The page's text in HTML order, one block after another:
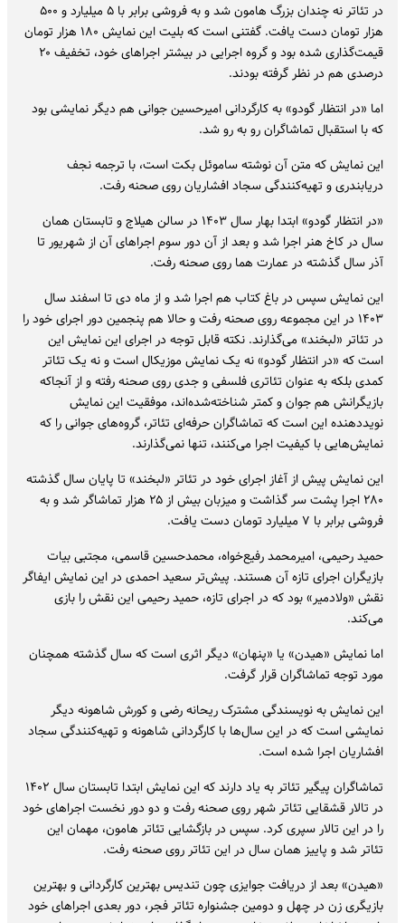
در تئاتر نه چندان بزرگ هامون شد و به فروشی برابر با ۵ میلیارد و ۵۰۰
هزار تومان دست یافت. گفتنی است که بلیت این نمایش ۱۸۰ هزار تومان
قیمت‌گذاری شده بود و گروه اجرایی در بیشتر اجراهای خود، تخفیف ۲۰
درصدی هم در نظر گرفته بودند.
اما «در انتظار گودو» به کارگردانی امیرحسین جوانی هم دیگر نمایشی بود
که با استقبال تماشاگران رو به رو شد.
این نمایش که متن آن نوشته ساموئل بکت است، با ترجمه نجف
دریابندری و تهیه‌کنندگی سجاد افشاریان روی صحنه رفت.
«در انتظار گودو» ابتدا بهار سال ۱۴۰۳ در سالن هیلاج و تابستان همان
سال در کاخ هنر اجرا شد و بعد از آن دور سوم اجراهای آن از شهریور تا
آذر سال گذشته در عمارت هما روی صحنه رفت.
این نمایش سپس در باغ کتاب هم اجرا شد و از ماه دی تا اسفند سال
۱۴۰۳ در این مجموعه روی صحنه رفت و حالا هم پنجمین دور اجرای خود را
در تئاتر «لبخند» می‌گذارند. نکته قابل توجه در اجرای این نمایش این
است که «در انتظار گودو» نه یک نمایش موزیکال است و نه یک تئاتر
کمدی بلکه به عنوان تئاتری فلسفی و جدی روی صحنه رفته و از آنجاکه
بازیگرانش هم جوان و کمتر شناخته‌شده‌اند، موفقیت این نمایش
نویددهنده این است که تماشاگران حرفه‌ای تئاتر، گروه‌های جوانی را که
نمایش‌هایی با کیفیت اجرا می‌کنند، تنها نمی‌گذارند.
این نمایش پیش از آغاز اجرای خود در تئاتر «لبخند» تا پایان سال گذشته
۲۸۰ اجرا پشت سر گذاشت و میزبان بیش از ۲۵ هزار تماشاگر شد و به
فروشی برابر با ۷ میلیارد تومان دست یافت.
حمید ‌رحیمی، امیرمحمد ‌رفیع‌خواه، محمدحسین ‌قاسمی، مجتبی ‌بیات
بازیگران اجرای تازه آن هستند. پیش‌تر سعید احمدی در این نمایش ایفاگر
نقش «ولادمیر» بود که در اجرای تازه، حمید رحیمی این نقش را بازی
می‌کند.
اما نمایش «هیدن» یا «پنهان» دیگر اثری است که سال گذشته همچنان
مورد توجه تماشاگران قرار گرفت.
این نمایش به نویسندگی مشترک ریحانه رضی و کورش شاهونه دیگر
نمایشی است که در این سال‌ها با کارگردانی شاهونه و تهیه‌کنندگی سجاد
افشاریان اجرا شده است.
تماشاگران پیگیر تئاتر به یاد دارند که این نمایش ابتدا تابستان سال ۱۴۰۲
در تالار قشقایی تئاتر شهر روی صحنه رفت و دو دور نخست اجراهای خود
را در این تالار سپری کرد. سپس در بازگشایی تئاتر هامون، مهمان این
تئاتر شد و پاییز همان سال در این تئاتر روی صحنه رفت.
«هیدن» بعد از دریافت جوایزی چون تندیس بهترین کارگردانی و بهترین
بازیگری زن در چهل و دومین جشنواره تئاتر فجر، دور بعدی اجراهای خود